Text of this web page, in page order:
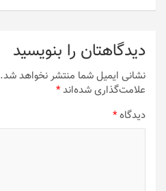
دیدگاهتان را بنویسید
نشانی ایمیل شما منتشر نخواهد شد.
علامت‌گذاری شده‌اند*
دیدگاه*